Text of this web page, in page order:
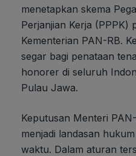
menetapkan skema
Perjanjian Kerja (PPPK)
Kementerian PAN-RB.
segar bagi penataan
honorer di seluruh
Pulau Jawa.
Keputusan Menteri
menjadi landasan
waktu. Dalam aturan